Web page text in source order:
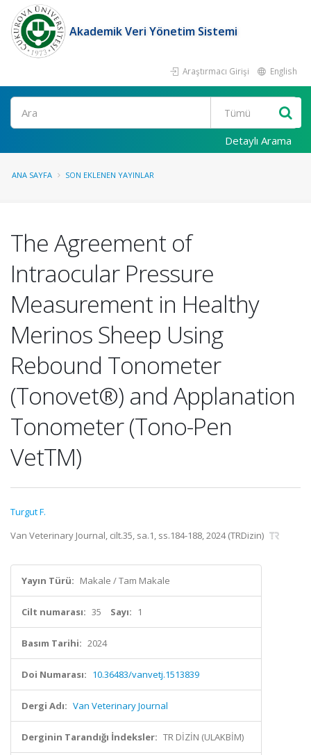
Akademik Veri Yönetim Sistemi
Araştırmacı Girişi English
Ara
Detaylı Arama
ANA SAYFA SON EKLENEN YAYINLAR
The Agreement of
Intraocular Pressure
Measurement in Healthy
Merinos Sheep Using
Rebound Tonometer
(Tonovet®) and Applanation
Tonometer (Tono-Pen
VetTM)
Turgut F.
Van Veterinary Journal, cilt.35, sa.1, ss.184-188, 2024 (TRDizin)
Yayın Türü: Makale / Tam Makale
Cilt numarası: 35 Sayı: 1
Basım Tarihi: 2024
Doi Numarası: 10.36483/vanvetj.1513839
Dergi Adı: Van Veterinary Journal
Derginin Tarandığı İndeksler: TR DİZİN (ULAKBİM)